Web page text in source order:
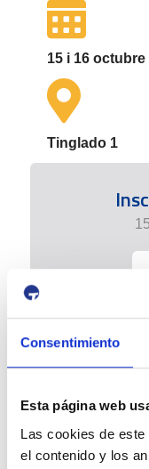
Consentimiento
Esta página web
Las cookies de
el contenido y los
15 i 16 octubre
Tinglado 1